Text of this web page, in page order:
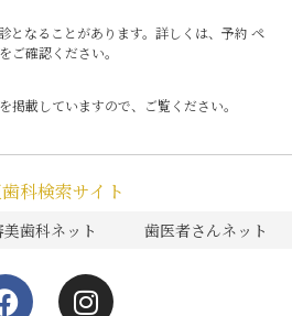
となることがあります。詳しくは、予約 ペ
ご確認ください。
掲載していますので、ご覧ください。
科検索サイト
美歯科ネット 歯医者さんネット
F I